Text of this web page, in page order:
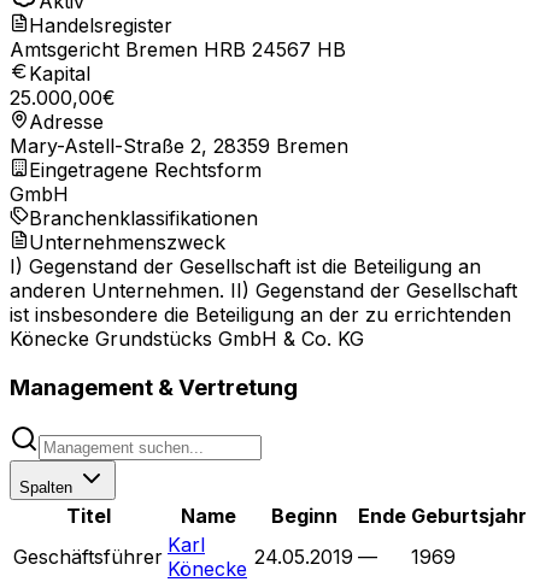
Handelsregister
Amtsgericht Bremen HRB 24567 HB
Kapital
25.000,00€
Adresse
Mary-Astell-Straße 2, 28359 Bremen
Eingetragene Rechtsform
GmbH
Branchenklassifikationen
Unternehmenszweck
I) Gegenstand der Gesellschaft ist die Beteiligung an
anderen Unternehmen. II) Gegenstand der Gesellschaft
ist insbesondere die Beteiligung an der zu errichtenden
Könecke Grundstücks GmbH & Co. KG
Management & Vertretung
Spalten
Titel Name Beginn Ende Geburtsjahr
Geschäftsführer Karl
Könecke 24.05.2019 — 1969